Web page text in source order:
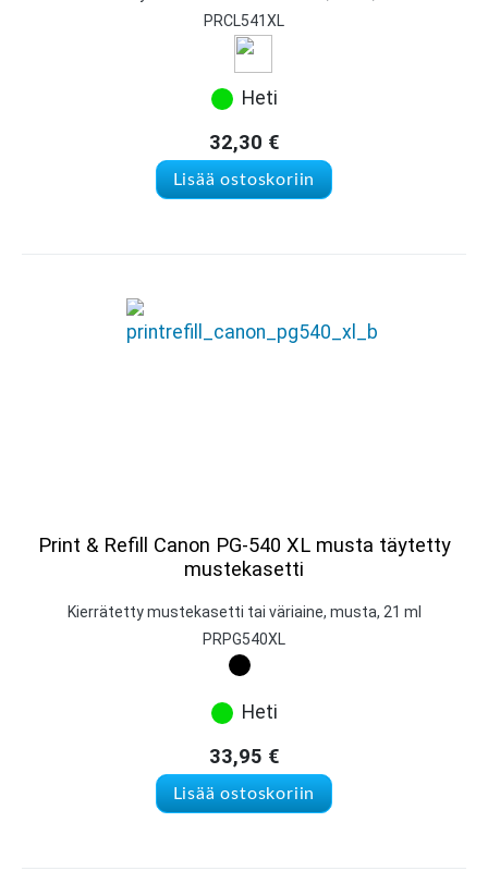
PRCL541XL
Heti
32,30 €
Lisää ostoskoriin
Print & Refill Canon PG-540 XL musta täytetty
mustekasetti
Kierrätetty mustekasetti tai väriaine, musta, 21 ml
PRPG540XL
Heti
33,95 €
Lisää ostoskoriin